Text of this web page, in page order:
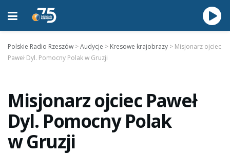
Polskie Radio Rzeszów >Audycje > Kresowe krajobrazy > Misjonarz ojciec
Paweł Dyl. Pomocny Polak w Gruzji
Misjonarz ojciec Paweł
Dyl. Pomocny Polak
w Gruzji